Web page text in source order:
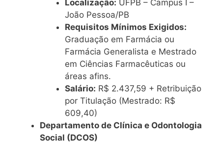
Localização: UFPB – Campus I –
João Pessoa/PB
Requisitos Mínimos Exigidos:
Graduação em Farmácia ou
Farmácia Generalista e Mestrado
em Ciências Farmacêuticas ou
áreas afins.
Salário: R$ 2.437,59 + Retribuição
por Titulação (Mestrado: R$
609,40)
Departamento de Clínica e Odontologia
Social (DCOS)